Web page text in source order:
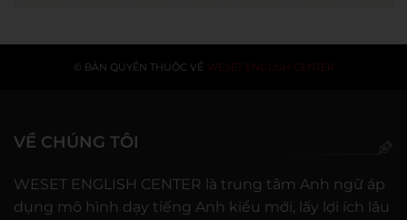
© BẢN QUYỀN THUỘC VỀ WESET ENGLISH CENTER
VỀ CHÚNG TÔI
WESET ENGLISH CENTER là trung tâm Anh ngữ áp
dụng mô hình dạy tiếng Anh kiểu mới, lấy lợi ích lâu